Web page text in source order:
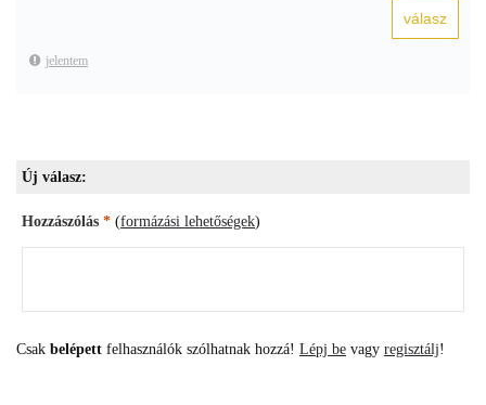
jelentem
Új válasz:
Hozzászólás * (formázási lehetőségek)
Csak belépett felhasználók szólhatnak hozzá! Lépj be vagy regisztálj!